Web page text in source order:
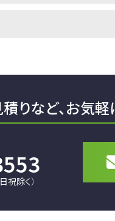
りなど、お気軽
祝除く）